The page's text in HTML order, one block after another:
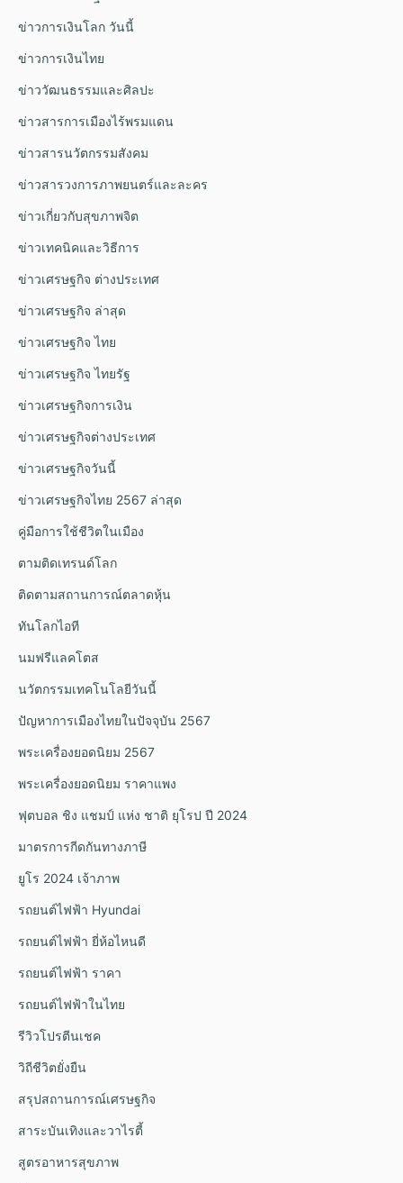
ข่าวการเงินโลก วันนี้
ข่าวการเงินไทย
ข่าววัฒนธรรมและศิลปะ
ข่าวสารการเมืองไร้พรมแดน
ข่าวสารนวัตกรรมสังคม
ข่าวสารวงการภาพยนตร์และละคร
ข่าวเกี่ยวกับสุขภาพจิต
ข่าวเทคนิคและวิธีการ
ข่าวเศรษฐกิจ ต่างประเทศ
ข่าวเศรษฐกิจ ล่าสุด
ข่าวเศรษฐกิจ ไทย
ข่าวเศรษฐกิจ ไทยรัฐ
ข่าวเศรษฐกิจการเงิน
ข่าวเศรษฐกิจต่างประเทศ
ข่าวเศรษฐกิจวันนี้
ข่าวเศรษฐกิจไทย 2567 ล่าสุด
คู่มือการใช้ชีวิตในเมือง
ตามติดเทรนด์โลก
ติดตามสถานการณ์ตลาดหุ้น
ทันโลกไอที
นมฟรีแลคโตส
นวัตกรรมเทคโนโลยีวันนี้
ปัญหาการเมืองไทยในปัจจุบัน 2567
พระเครื่องยอดนิยม 2567
พระเครื่องยอดนิยม ราคาแพง
ฟุตบอล ชิง แชมป์ แห่ง ชาติ ยุโรป ปี 2024
มาตรการกีดกันทางภาษี
ยูโร 2024 เจ้าภาพ
รถยนต์ไฟฟ้า Hyundai
รถยนต์ไฟฟ้า ยี่ห้อไหนดี
รถยนต์ไฟฟ้า ราคา
รถยนต์ไฟฟ้าในไทย
รีวิวโปรตีนเชค
วิถีชีวิตยั่งยืน
สรุปสถานการณ์เศรษฐกิจ
สาระบันเทิงและวาไรตี้
สูตรอาหารสุขภาพ